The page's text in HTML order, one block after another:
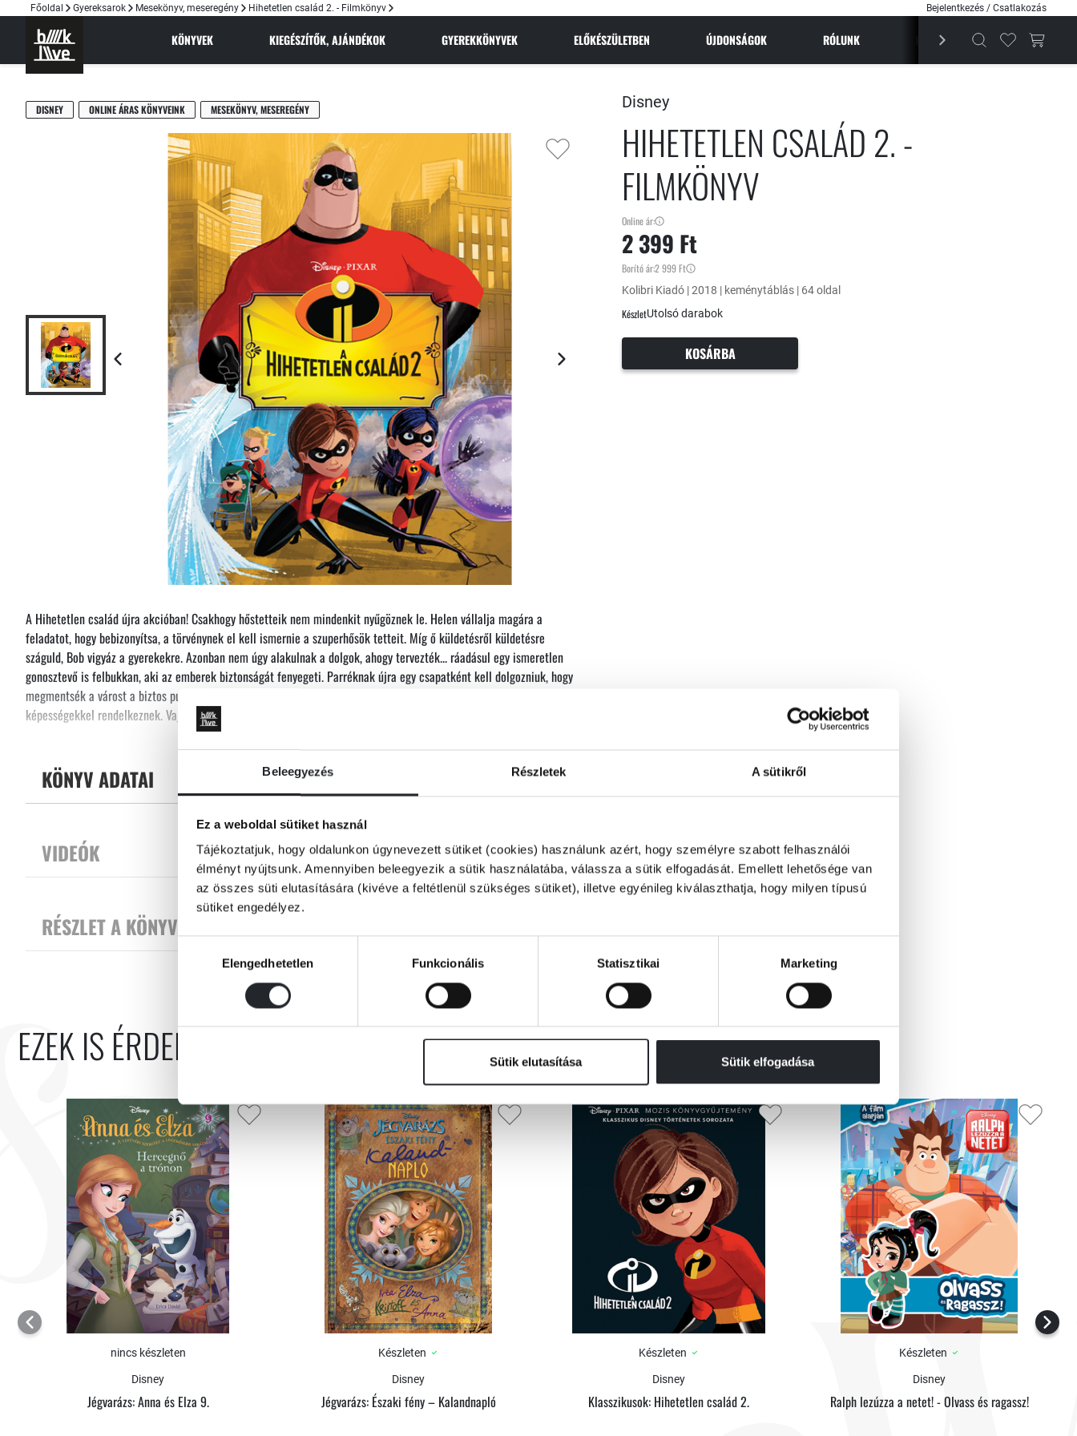
Beleegyezés Részletek A sütikről
Ez a weboldal sütiket használ
Tájékoztatjuk, hogy oldalunkon úgynevezett sütiket (cookies) használunk azért, hogy személyre szabott felhasználói
élményt nyújtsunk. Amennyiben beleegyezik a sütik használatába, válassza a sütik elfogadását. Emellett lehetősége van
az összes süti elutasítására (kivéve a feltétlenül szükséges sütiket), illetve egyénileg kiválaszthatja, hogy milyen típusú
sütiket engedélyez.
kiválasztásaElengedhetetlen Funkcionális Statisztikai Marketing
Sütik elutasítása Sütik elfogadása
Főoldal Gyereksarok Mesekönyv, meseregény Hihetetlen család 2. - Filmkönyv Bejelentkezés / Csatlakozás
KÖNYVEK KIEGÉSZÍTŐK, AJÁNDÉKOK GYEREKKÖNYVEK ELŐKÉSZÜLETBEN ÚJDONSÁGOK RÓLUNK BESTSELLEREK MAGAZIN
DISNEY ONLINE ÁRAS KÖNYVEINK MESEKÖNYV, MESEREGÉNY
A Hihetetlen család újra akcióban! Csakhogy hőstetteik nem mindenkit nyűgöznek le. Helen vállalja magára a
feladatot, hogy bebizonyítsa, a törvénynek el kell ismernie a szuperhősök tetteit. Míg ő küldetésről küldetésre
száguld, Bob vigyáz a gyerekekre. Azonban nem úgy alakulnak a dolgok, ahogy tervezték... ráadásul egy ismeretlen
gonosztevő is felbukkan, aki az emberek biztonságát fenyegeti. Parréknak újra egy csapatként kell dolgozniuk, hogy
megmentsék a várost a biztos pusztulástól - ami még akkor sem könnyű feladat, ha mindannyian hihetetlen
képességekkel rendelkeznek. Vajon sikerrel járnak?
Olvasd el, és éld át a kalandot!
Tovább
KÖNYV ADATAI
VIDEÓK
RÉSZLET A KÖNYVBŐL
Disney
HIHETETLEN CSALÁD 2. -
FILMKÖNYV
Online ár:
2 399 Ft
Borító ár:2 999 Ft
Kolibri Kiadó | 2018 | keménytáblás | 64 oldal
KészletUtolsó darabok
KOSÁRBA
EZEK IS ÉRDEKELHETNEK
nincs készleten
Disney
Jégvarázs: Anna és Elza 9.
Készleten
Disney
Jégvarázs: Északi fény – Kalandnapló
Készleten
Disney
Klasszikusok: Hihetetlen család 2.
Készleten
Disney
Ralph lezúzza a netet! - Olvass és ragassz!